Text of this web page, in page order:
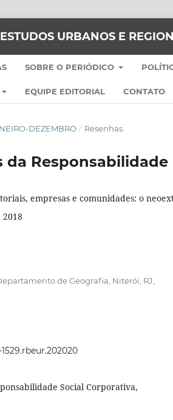
URBANOS E
SOBRE O PERIÓDICO
EQUIPE EDITORIAL CONTATO
DEZEMBRO / Resenhas
da
empresas e comunidades: o
2018
de Geografia, Niterói, RJ,
Social Corporativa,